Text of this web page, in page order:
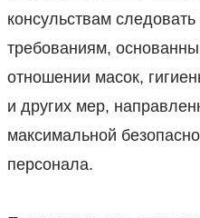
консульствам
требованиям,
отношении масок,
и других мер,
максимальной
персонала.